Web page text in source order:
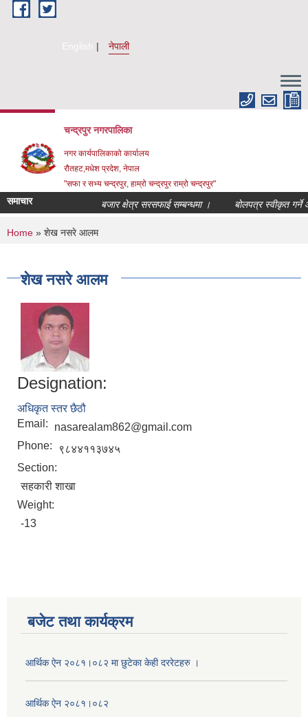
Skip to main content
English नेपाली
चन्द्रपुर नगरपालिका
नगर कार्यपालिकाको कार्यालय
रौतहट,मधेश प्रदेश, नेपाल
"सफा र सभ्य चन्द्रपुर, हाम्रो चन्द्रपुर राम्रो चन्द्रपुर"
समाचार बजार क्षेत्र सरसफाई सम्बन्धमा । बोलपत्र स्वीकृत गर्ने
You are here
Home » शेख नसरे आलम
शेख नसरे आलम
Designation:
अधिकृत स्तर छैठौ
Email:
nasarealam862@gmail.com
Phone:
९८४४११३७४५
Section:
सहकारी शाखा
Weight:
-13
बजेट तथा कार्यक्रम
आर्थिक ऐन २०८१।०८२ मा छुटेका केही दररेटहरु ।
आर्थिक ऐन २०८१।०८२